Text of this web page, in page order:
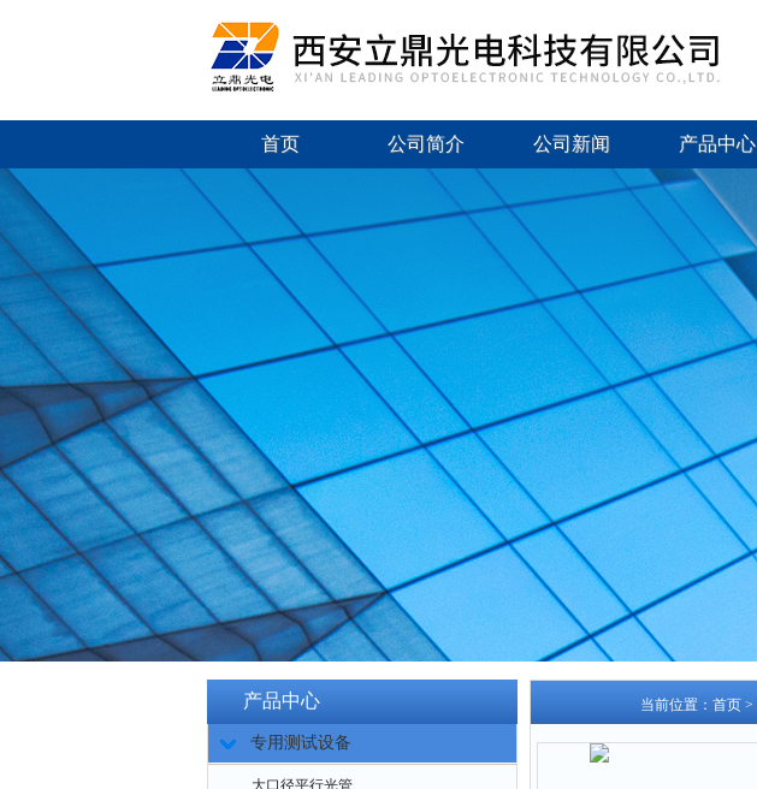
首页 公司简介 公司新闻 产品中心
产品中心
专用测试设备
大口径平行光管
当前位置： 首页 >